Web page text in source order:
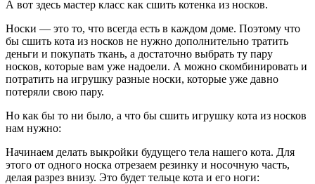
А вот здесь мастер класс как сшить котенка из носков.
Носки — это то, что всегда есть в каждом доме. Поэтому что
бы сшить кота из носков не нужно дополнительно тратить
деньги и покупать ткань, а достаточно выбрать ту пару
носков, которые вам уже надоели. А можно скомбинировать и
потратить на игрушку разные носки, которые уже давно
потеряли свою пару.
Но как бы то ни было, а что бы сшить игрушку кота из носков
нам нужно:
Начинаем делать выкройки будущего тела нашего кота. Для
этого от одного носка отрезаем резинку и носочную часть,
делая разрез внизу. Это будет тельце кота и его ноги: